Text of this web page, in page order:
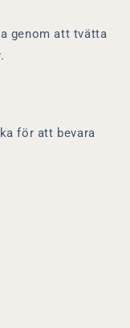
genom att tvätta
för att bevara